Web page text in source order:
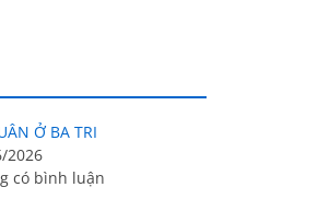
Ở BA TRI
2026
có bình luận